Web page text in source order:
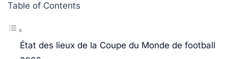
Table of Contents
État des lieux de la Coupe du Monde de football